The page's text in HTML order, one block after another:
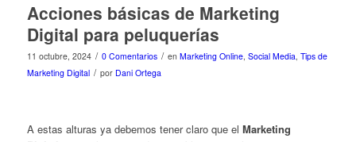
Acciones básicas de Marketing
Digital para peluquerías
11 octubre, 2024 / 0 Comentarios / en Marketing Online, Social Media, Tips de
Marketing Digital / por Dani Ortega
A estas alturas ya debemos tener claro que el Marketing